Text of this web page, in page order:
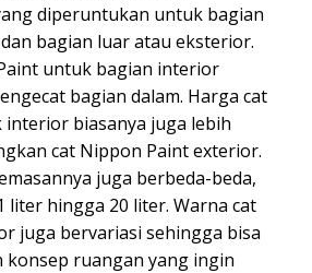
diperuntukan untuk bagian
bagian luar atau eksterior.
untuk bagian interior
bagian dalam. Harga cat
biasanya juga lebih
cat Nippon Paint exterior.
juga berbeda-beda,
liter hingga 20 liter. Warna cat
juga bervariasi sehingga bisa
konsep ruangan yang ingin